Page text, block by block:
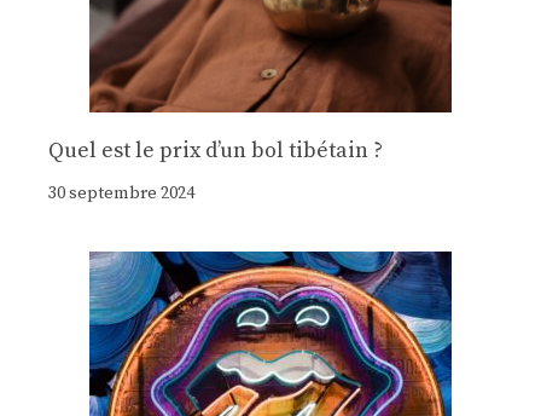
Quel est le prix d’un bol tibétain ?
30 septembre 2024